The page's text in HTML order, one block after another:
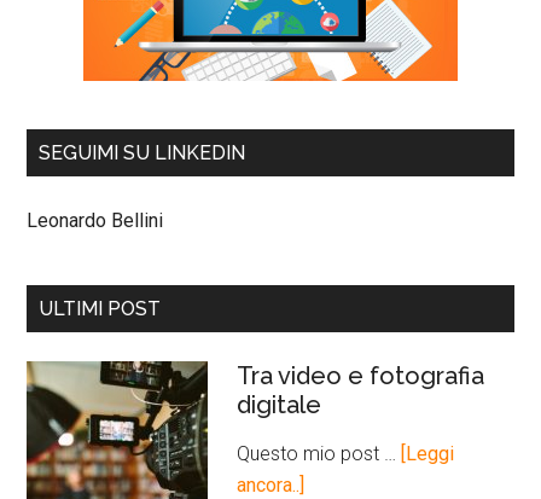
SEGUIMI SU LINKEDIN
Leonardo Bellini
ULTIMI POST
Tra video e fotografia
digitale
Questo mio post … [Leggi
ancora..]